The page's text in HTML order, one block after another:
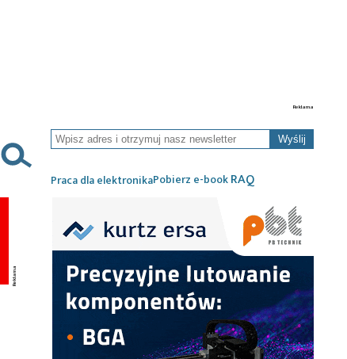
Wyślij
Praca dla elektronikaPobierz e-bookRAQ